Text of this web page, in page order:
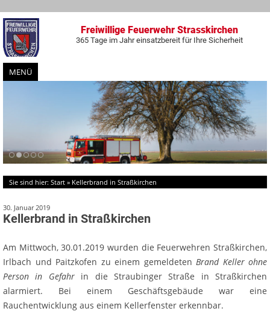
Freiwillige Feuerwehr Strasskirchen
365 Tage im Jahr einsatzbereit für Ihre Sicherheit
MENÜ
Zum
Inhalt
springen
Sie sind hier: Start » Kellerbrand in Straßkirchen
30. Januar 2019
Kellerbrand in Straßkirchen
Am Mittwoch, 30.01.2019 wurden die Feuerwehren Straßkirchen,
Irlbach und Paitzkofen zu einem gemeldeten Brand Keller ohne
Person in Gefahrin die Straubinger Straße in Straßkirchen
alarmiert. Bei einem Geschäftsgebäude war eine
Rauchentwicklung aus einem Kellerfenster erkennbar.